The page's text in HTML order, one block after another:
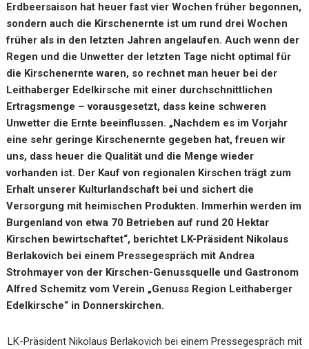
Erdbeersaison hat heuer fast vier Wochen früher begonnen,
sondern auch die Kirschenernte ist um rund drei Wochen
früher als in den letzten Jahren angelaufen. Auch wenn der
Regen und die Unwetter der letzten Tage nicht optimal für
die Kirschenernte waren, so rechnet man heuer bei der
Leithaberger Edelkirsche mit einer durchschnittlichen
Ertragsmenge – vorausgesetzt, dass keine schweren
Unwetter die Ernte beeinflussen. „Nachdem es im Vorjahr
eine sehr geringe Kirschenernte gegeben hat, freuen wir
uns, dass heuer die Qualität und die Menge wieder
vorhanden ist. Der Kauf von regionalen Kirschen trägt zum
Erhalt unserer Kulturlandschaft bei und sichert die
Versorgung mit heimischen Produkten. Immerhin werden im
Burgenland von etwa 70 Betrieben auf rund 20 Hektar
Kirschen bewirtschaftet“, berichtet LK-Präsident Nikolaus
Berlakovich bei einem Pressegespräch mit Andrea
Strohmayer von der Kirschen-Genussquelle und Gastronom
Alfred Schemitz vom Verein „Genuss Region Leithaberger
Edelkirsche“ in Donnerskirchen.
LK-Präsident Nikolaus Berlakovich bei einem Pressegespräch mit